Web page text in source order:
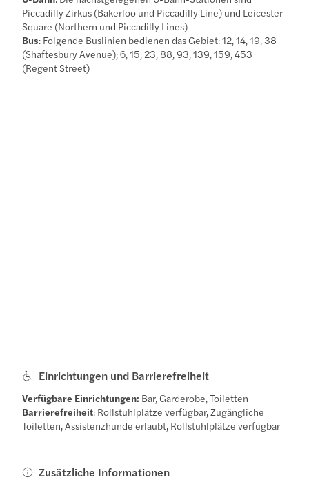
Piccadilly Zirkus (Bakerloo und Piccadilly Line) und Leicester
Square (Northern und Piccadilly Lines)
Bus: Folgende Buslinien bedienen das Gebiet: 12, 14, 19, 38
(Shaftesbury Avenue); 6, 15, 23, 88, 93, 139, 159, 453
(Regent Street)
Einrichtungen und Barrierefreiheit
Verfügbare Einrichtungen: Bar, Garderobe, Toiletten
Barrierefreiheit: Rollstuhlplätze verfügbar, Zugängliche
Toiletten, Assistenzhunde erlaubt, Rollstuhlplätze verfügbar
Zusätzliche Informationen